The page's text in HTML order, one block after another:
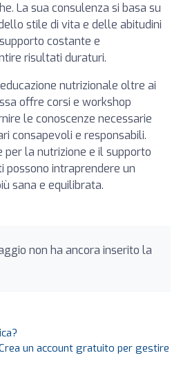
La sua consulenza si basa su
stile di vita e delle abitudini
costante e
risultati duraturi.
nutrizionale oltre ai
offre corsi e workshop
le conoscenze necessarie
consapevoli e responsabili.
per la nutrizione e il supporto
possono intraprendere un
sana e equilibrata.
non ha ancora inserito la
un account gratuito per gestire